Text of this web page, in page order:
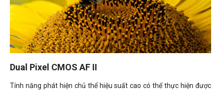
Dual Pixel CMOS AF II
Tính năng phát hiện chủ thể hiệu suất cao có thể thực hiện được